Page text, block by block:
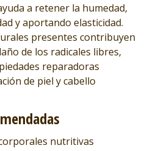
a retener la humedad,
y aportando elasticidad.
presentes contribuyen
de los radicales libres,
reparadoras
de piel y cabello
nutritivas